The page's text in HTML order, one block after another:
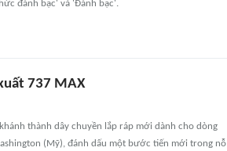
đánh bạc' và 'Đánh bạc'.
737 MAX
thành dây chuyền lắp ráp mới dành cho dòng
(Mỹ), đánh dấu một bước tiến mới trong nỗ